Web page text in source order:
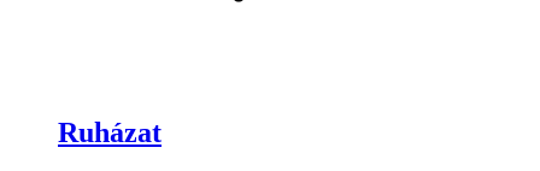
Ruházat